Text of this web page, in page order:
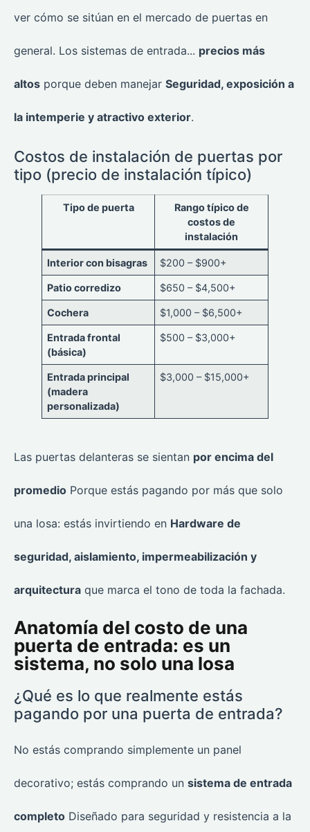
ver cómo se sitúan en el mercado de puertas en
general. Los sistemas de entrada... precios más
altos porque deben manejar Seguridad, exposición a
la intemperie y atractivo exterior.
Costos de instalación de puertas por
tipo (precio de instalación típico)
Tipo de puerta
Rango típico de
costos de
instalación
Interior con bisagras $200 – $900+
Patio corredizo $650 – $4,500+
Cochera $1,000 – $6,500+
Entrada frontal
(básica)
$500 – $3,000+
Entrada principal
(madera
personalizada)
$3,000 – $15,000+
Las puertas delanteras se sientan por encima del
promedio Porque estás pagando por más que solo
una losa: estás invirtiendo en Hardware de
seguridad, aislamiento, impermeabilización y
arquitectura que marca el tono de toda la fachada.
Anatomía del costo de una
puerta de entrada: es un
sistema, no solo una losa
¿Qué es lo que realmente estás
pagando por una puerta de entrada?
No estás comprando simplemente un panel
decorativo; estás comprando un sistema de entrada
completo Diseñado para seguridad y resistencia a la